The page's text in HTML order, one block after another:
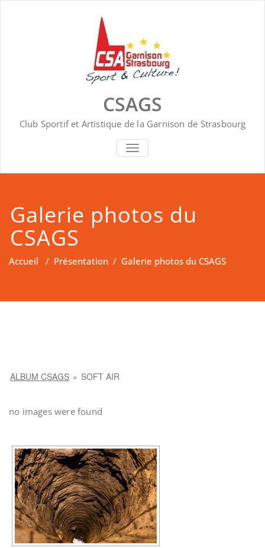
CSAGS
Club Sportif et Artistique de la Garnison de Strasbourg
AFFICHER/MASQUER LA
Galerie photos du
CSAGS
Accueil / Présentation / Galerie photos du CSAGS
ALBUM CSAGS » SOFT AIR
no images were found